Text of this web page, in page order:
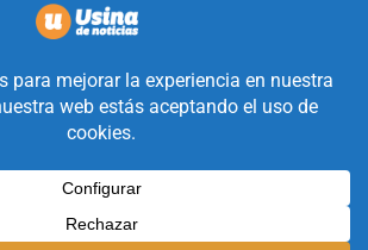
Carlos la Copa Internacional
la mirada equidistante de
solo le interesa
ocurre en Valle de Uco.